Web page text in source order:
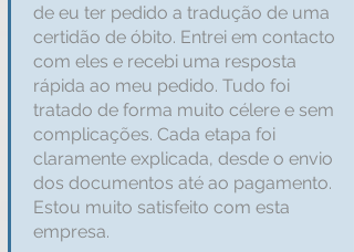
de eu ter pedido a tradução de uma
certidão de óbito. Entrei em contacto
com eles e recebi uma resposta
rápida ao meu pedido. Tudo foi
tratado de forma muito célere e sem
complicações. Cada etapa foi
claramente explicada, desde o envio
dos documentos até ao pagamento.
Estou muito satisfeito com esta
empresa.